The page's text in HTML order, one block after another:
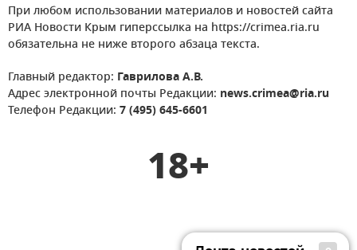
При любом использовании материалов и новостей сайта
РИА Новости Крым гиперссылка на https://crimea.ria.ru
обязательна не ниже второго абзаца текста.
Главный редактор: Гаврилова А.В.
Адрес электронной почты Редакции: news.crimea@ria.ru
Телефон Редакции: 7 (495) 645-6601
18+